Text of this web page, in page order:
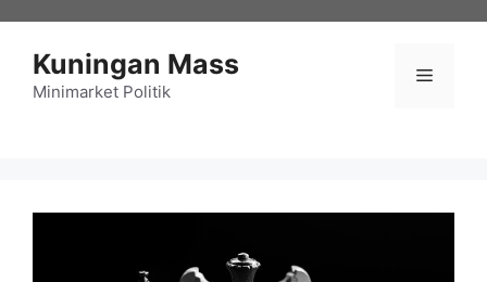
Kuningan Mass
Minimarket Politik
Menu